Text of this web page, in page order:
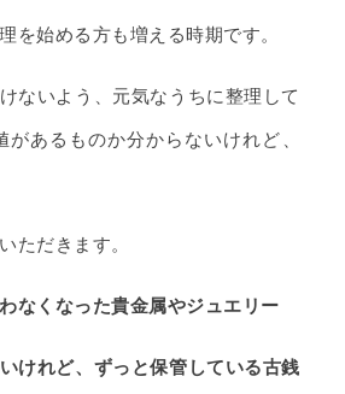
を始める方も増える時期です。
ないよう、元気なうちに整理して
あるものか分からないけれど、
ただきます。
なくなった貴金属やジュエリー
けれど、ずっと保管している古銭